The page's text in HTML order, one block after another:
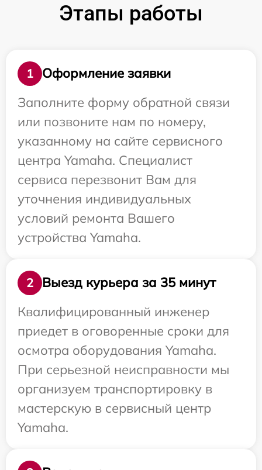
Этапы работы
1
Оформление заявки
Заполните форму обратной связи
или позвоните нам по номеру,
указанному на сайте сервисного
центра Yamaha. Специалист
сервиса перезвонит Вам для
уточнения индивидуальных
условий ремонта Вашего
устройства Yamaha.
2
Выезд курьера за 35 минут
Квалифицированный инженер
приедет в оговоренные сроки для
осмотра оборудования Yamaha.
При серьезной неисправности мы
организуем транспортировку в
мастерскую в сервисный центр
Yamaha.